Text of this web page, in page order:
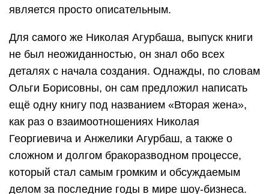
является просто описательным.
Для самого же Николая Агурбаша, выпуск книги
не был неожиданностью, он знал обо всех
деталях с начала создания. Однажды, по словам
Ольги Борисовны, он сам предложил написать
ещё одну книгу под названием «Вторая жена»,
как раз о взаимоотношениях Николая
Георгиевича и Анжелики Агурбаш, а также о
сложном и долгом бракоразводном процессе,
который стал самым громким и обсуждаемым
делом за последние годы в мире шоу-бизнеса.